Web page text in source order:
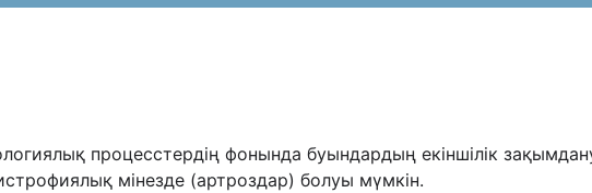
процесстердің фонында буындардың екіншілік
мінезде (артроздар) болуы мүмкін.